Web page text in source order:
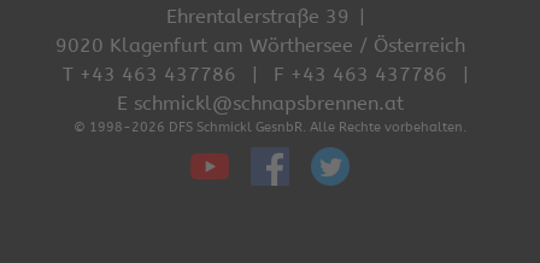
Ehrentalerstraße 39
9020 Klagenfurt am Wörthersee / Österreich
T +43 463 437786
F +43 463 437786
E schmickl@schnapsbrennen.at
© 1998-2026 DFS Schmickl GesnbR. Alle Rechte vorbehalten.